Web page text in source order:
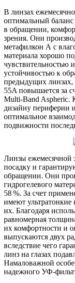
В линзах
оптимальный баланс
в обращении,
зрения. Они
метафилкон А с
материала хорошо
чувствительностью
устойчивостью к
предыдущих
55A повышается за
Multi-Band Aspheric.
дизайну периферии
оптимальное
подвижности
Линзы ежемесячной
посадку и
обращении. Они
гидрогелевого
58 %. За счет
имеют ультратонкие
их. Благодаря
равномерная
их комфортности и
выпускаются двух
вследствие чего
линз на глазах
Намаловажной
надежного УФ-